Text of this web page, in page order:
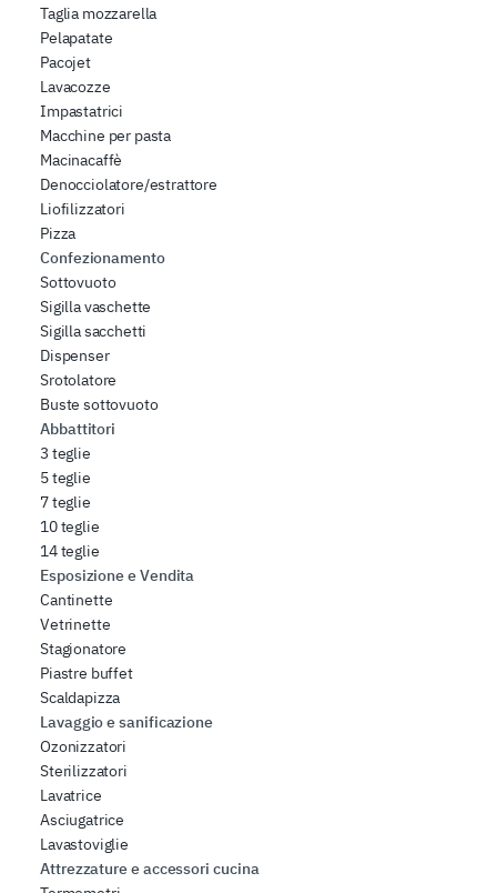
Taglia mozzarella
Pelapatate
Pacojet
Lavacozze
Impastatrici
Macchine per pasta
Macinacaffè
Denocciolatore/estrattore
Liofilizzatori
Pizza
Confezionamento
Sottovuoto
Sigilla vaschette
Sigilla sacchetti
Dispenser
Srotolatore
Buste sottovuoto
Abbattitori
3 teglie
5 teglie
7 teglie
10 teglie
14 teglie
Esposizione e Vendita
Cantinette
Vetrinette
Stagionatore
Piastre buffet
Scaldapizza
Lavaggio e sanificazione
Ozonizzatori
Sterilizzatori
Lavatrice
Asciugatrice
Lavastoviglie
Attrezzature e accessori cucina